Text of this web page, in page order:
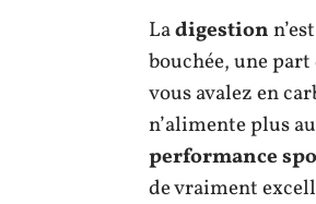
Ladigestion
bouchée, une part
vous avalez en
n’alimente plus
performance
de vraiment